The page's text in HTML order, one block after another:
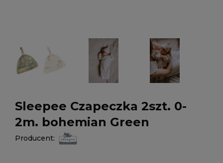
Sleepee Czapeczka 2szt. 0-
2m. bohemian Green
Producent: